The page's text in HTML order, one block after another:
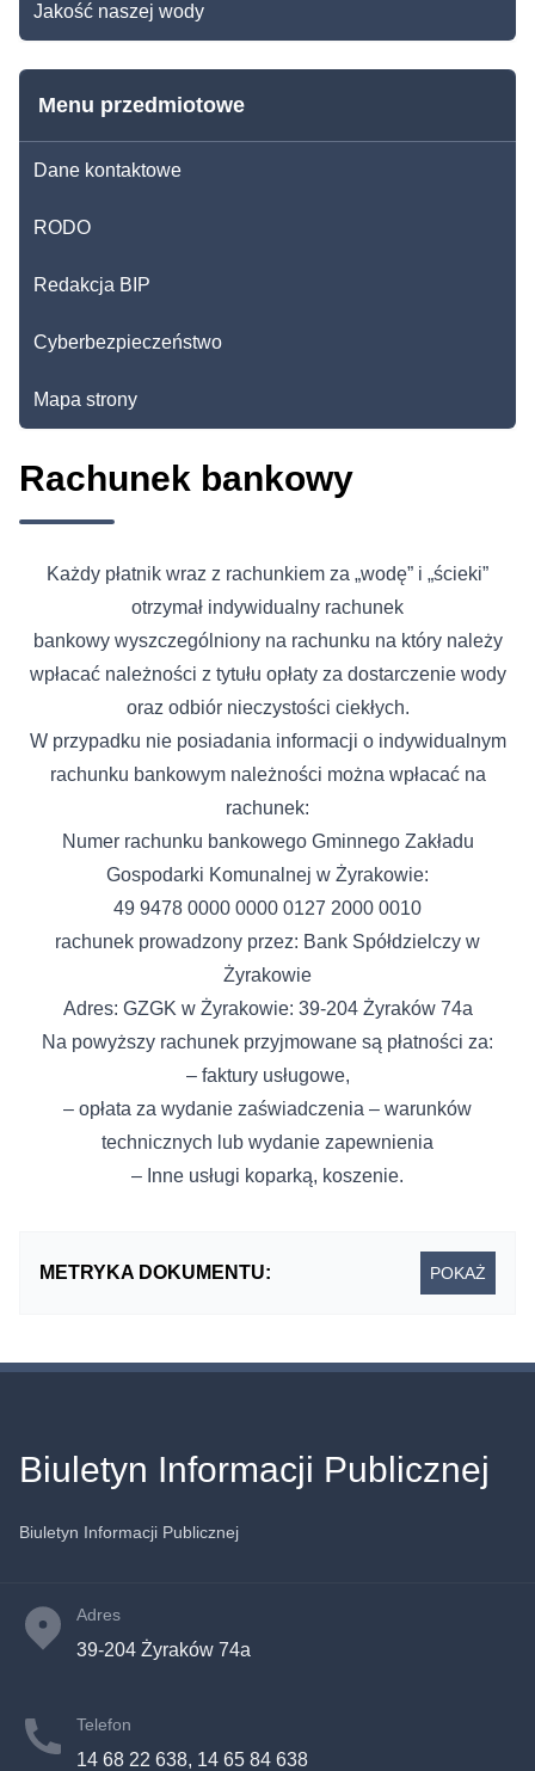
Jakość naszej wody
Menu przedmiotowe
Dane kontaktowe
RODO
Redakcja BIP
Cyberbezpieczeństwo
Mapa strony
Rachunek bankowy
Każdy płatnik wraz z rachunkiem za „wodę” i „ścieki”
otrzymał indywidualny rachunek
bankowy wyszczególniony na rachunku na który należy
wpłacać należności z tytułu opłaty za dostarczenie wody
oraz odbiór nieczystości ciekłych.
W przypadku nie posiadania informacji o indywidualnym
rachunku bankowym należności można wpłacać na
rachunek:
Numer rachunku bankowego Gminnego Zakładu
Gospodarki Komunalnej w Żyrakowie:
49 9478 0000 0000 0127 2000 0010
rachunek prowadzony przez: Bank Spółdzielczy w
Żyrakowie
Adres: GZGK w Żyrakowie: 39-204 Żyraków 74a
Na powyższy rachunek przyjmowane są płatności za:
– faktury usługowe,
– opłata za wydanie zaświadczenia – warunków
technicznych lub wydanie zapewnienia
– Inne usługi koparką, koszenie.
METRYKA DOKUMENTU: POKAŻ
Biuletyn Informacji Publicznej
Biuletyn Informacji Publicznej
Adres
39-204 Żyraków 74a
Telefon
14 68 22 638, 14 65 84 638